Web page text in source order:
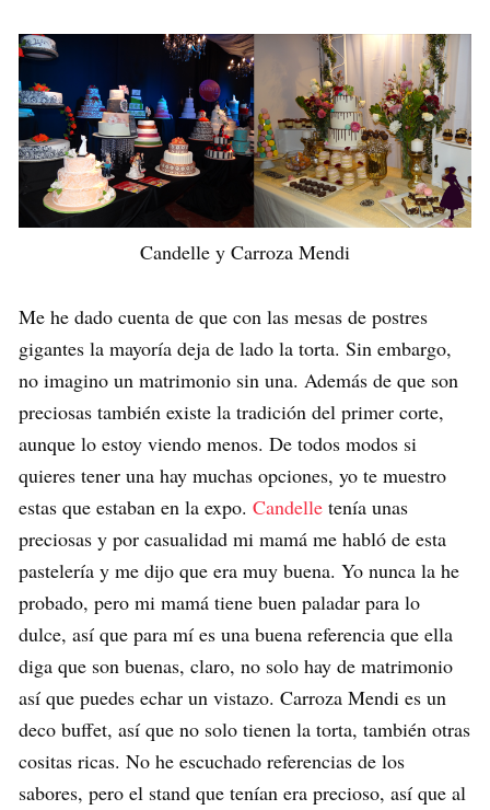
Candelle y Carroza Mendi
Me he dado cuenta de que con las mesas de postres
gigantes la mayoría deja de lado la torta. Sin embargo,
no imagino un matrimonio sin una. Además de que son
preciosas también existe la tradición del primer corte,
aunque lo estoy viendo menos. De todos modos si
quieres tener una hay muchas opciones, yo te muestro
estas que estaban en la expo. Candelle tenía unas
preciosas y por casualidad mi mamá me habló de esta
pastelería y me dijo que era muy buena. Yo nunca la he
probado, pero mi mamá tiene buen paladar para lo
dulce, así que para mí es una buena referencia que ella
diga que son buenas, claro, no solo hay de matrimonio
así que puedes echar un vistazo. Carroza Mendi es un
deco buffet, así que no solo tienen la torta, también otras
cositas ricas. No he escuchado referencias de los
sabores, pero el stand que tenían era precioso, así que al